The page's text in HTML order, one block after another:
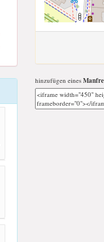
hinzufügen eines